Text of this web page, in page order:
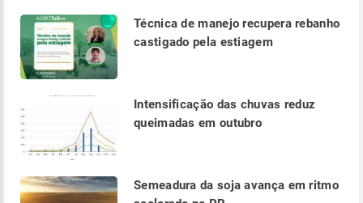
Técnica de manejo recupera rebanho
castigado pela estiagem
Intensificação das chuvas reduz
queimadas em outubro
Semeadura da soja avança em ritmo